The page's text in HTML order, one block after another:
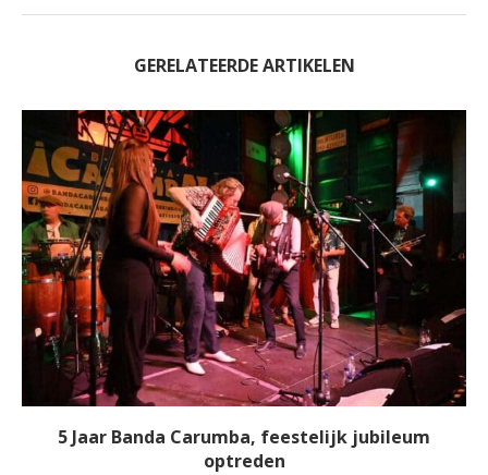
GERELATEERDE ARTIKELEN
5 Jaar Banda Carumba, feestelijk jubileum
optreden